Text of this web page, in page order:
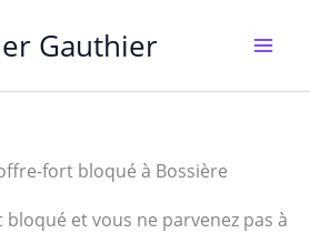
Gauthier
fort bloqué à Bossière
et vous ne parvenez pas à